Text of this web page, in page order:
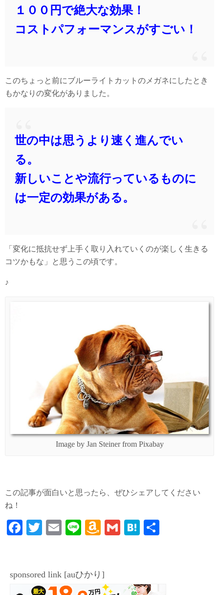
１００円で絶大な効果！
コストパフォーマンスがすごい！
このちょっと前にブルーライトカットのメガネにしたとき
もかなりの変化がありました。
世の中は思うより速く進んでい
る。
新しいことや流行っているものに
は一定の効果がある。
「変化に抵抗せず上手く取り入れていくのが楽しく生きる
コツかもな」と思うこの頃です。
♪
Image by Jan Steiner from Pixabay
この記事が面白いと思ったら、ぜひシェアしてください
ね！
Fa
ok
T
r
E
Li
A
on
W
G
H
sponsored link [auひかり]